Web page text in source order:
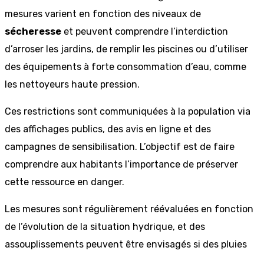
mesures varient en fonction des niveaux de
sécheresse et peuvent comprendre l’interdiction
d’arroser les jardins, de remplir les piscines ou d’utiliser
des équipements à forte consommation d’eau, comme
les nettoyeurs haute pression.
Ces restrictions sont communiquées à la population via
des affichages publics, des avis en ligne et des
campagnes de sensibilisation. L’objectif est de faire
comprendre aux habitants l’importance de préserver
cette ressource en danger.
Les mesures sont régulièrement réévaluées en fonction
de l’évolution de la situation hydrique, et des
assouplissements peuvent être envisagés si des pluies